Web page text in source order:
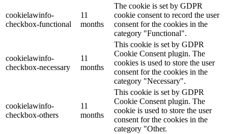
cookielawinfo-
checkbox-functional
11
months
The cookie is set by GDPR
cookie consent to record the user
consent for the cookies in the
category "Functional".
cookielawinfo-
checkbox-necessary
11
months
This cookie is set by GDPR
Cookie Consent plugin. The
cookies is used to store the user
consent for the cookies in the
category "Necessary".
cookielawinfo-
checkbox-others
11
months
This cookie is set by GDPR
Cookie Consent plugin. The
cookie is used to store the user
consent for the cookies in the
category "Other.